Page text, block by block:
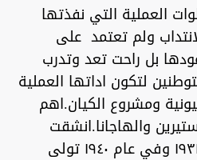
العملية التي نفذتها
ولم تعتمد على
بل راحت تعد وتدرب
لتكون اداتها العملية
ومشروع الكيان.اهم
والهاجانا.انشقت
الارغون عن الهاجانا عام ١٩٣١ وفي عام ١٩٤٠ تولى